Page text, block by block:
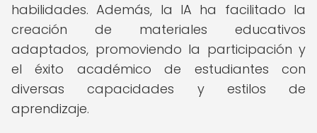
habilidades. Además, la IA ha facilitado la
creación de materiales educativos
adaptados, promoviendo la participación y
el éxito académico de estudiantes con
diversas capacidades y estilos de
aprendizaje.